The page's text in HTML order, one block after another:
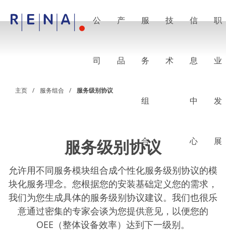
公
司
产
品
服
务
组
合
技
术
信
息
中
心
职
业
发
展
RENA Shanghai
电镀
晶圆干燥
化学品输送系统
绿色能源
Wafer Batch
链式电池
批量处理式电池
主页 服务组合 服务级别协议
服务级别协议
允许用不同服务模块组合成个性化服务级别协议的模
块化服务理念。您根据您的安装基础定义您的需求，
我们为您生成具体的服务级别协议建议。我们也很乐
意通过密集的专家会谈为您提供意见，以便您的
OEE（整体设备效率）达到下一级别。